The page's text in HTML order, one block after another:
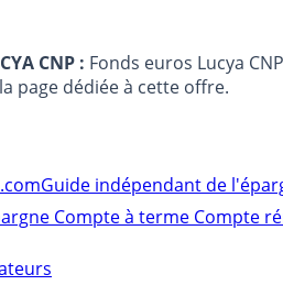
CNP : Fonds euros Lucya
page dédiée à cette offre.
Guide indépendant de
Compte à terme Compte